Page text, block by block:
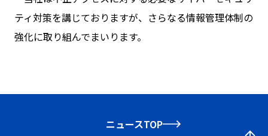
ティ対策を講じておりますが、さらなる情報管理体制の
強化に取り組んでまいります。
ニュースTOP